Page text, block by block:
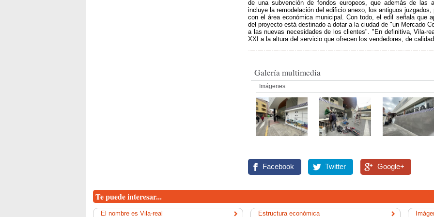
de una subvención de fondos europeos, que además de las
incluye la remodelación del edificio anexo, los antiguos
con el área económica municipal. Con todo, el edil señala que
del proyecto está destinado a dotar a la ciudad de "un Mercado
a las nuevas necesidades de los clientes". "En definitiva, Vila-
XXI a la altura del servicio que ofrecen los vendedores, de
Galería multimedia
Imágenes
Facebook Twitter Google+
Te puede interesar...
El nombre es Vila-real Estructura económica